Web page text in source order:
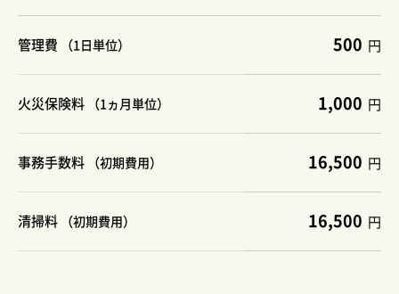
管理費 （1日単位） 500 円
火災保険料 （1ヵ月単位） 1,000 円
事務手数料 （初期費用） 16,500 円
清掃料 （初期費用） 16,500 円